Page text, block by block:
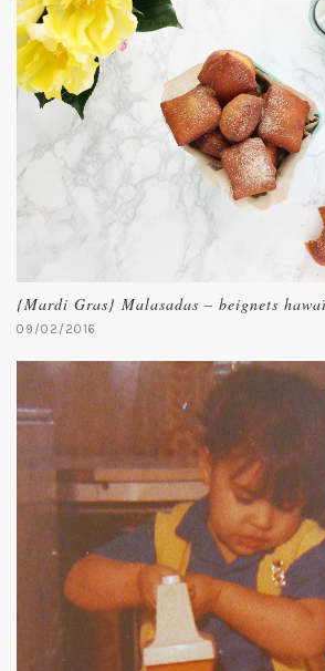
{Mardi Gras} Malasadas – beignets
09/02/2016